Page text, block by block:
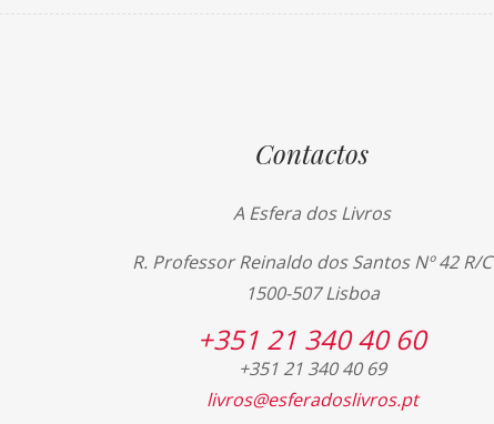
Contactos
A Esfera dos Livros
R. Professor Reinaldo dos Santos Nº 42 R/C
1500-507 Lisboa
+351 21 340 40 60
+351 21 340 40 69
livros@esferadoslivros.pt